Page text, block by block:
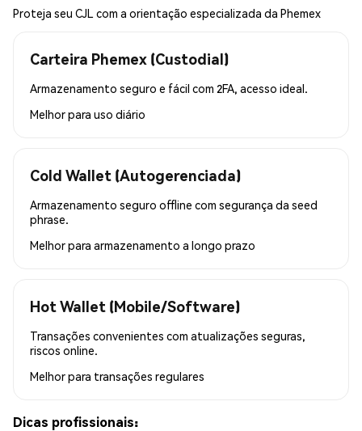
Proteja seu CJL com a orientação especializada da Phemex
Carteira Phemex (Custodial)
Armazenamento seguro e fácil com 2FA, acesso ideal.
Melhor para uso diário
Cold Wallet (Autogerenciada)
Armazenamento seguro offline com segurança da seed
phrase.
Melhor para armazenamento a longo prazo
Hot Wallet (Mobile/Software)
Transações convenientes com atualizações seguras,
riscos online.
Melhor para transações regulares
Dicas profissionais: